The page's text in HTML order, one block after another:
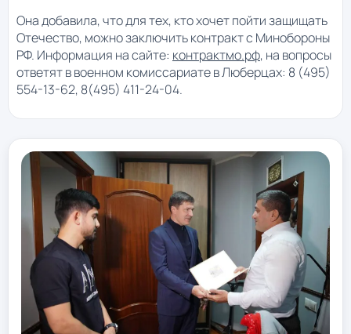
Она добавила, что для тех, кто хочет пойти защищать
Отечество, можно заключить контракт с Минобороны
РФ. Информация на сайте: контрактмо.рф, на вопросы
ответят в военном комиссариате в Люберцах: 8 (495)
554-13-62, 8(495) 411-24-04.